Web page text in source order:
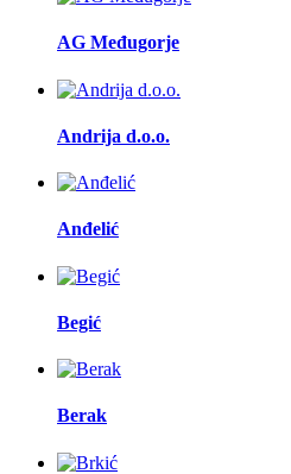
AG Međugorje
Andrija d.o.o.
Anđelić
Begić
Berak